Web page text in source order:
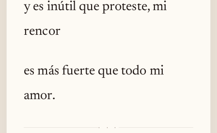
y es inútil que proteste, mi
rencor
es más fuerte que todo mi
amor.
· · ·